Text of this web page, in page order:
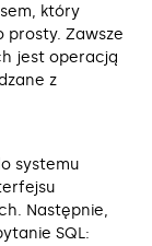
który
prosty. Zawsze
jest operacją
z
systemu
Następnie,
SQL: